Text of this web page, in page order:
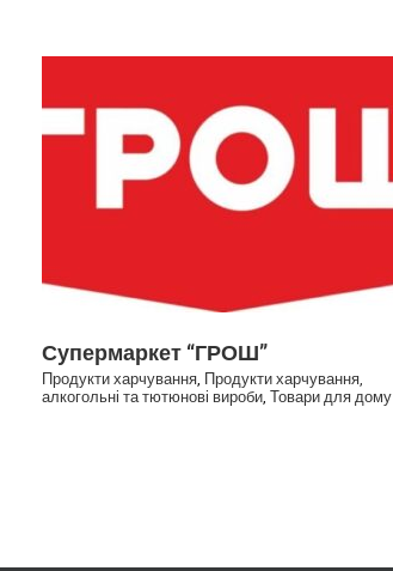
Супермаркет “ГРОШ”
Супермаркет “ГРОШ”
Продукти харчування, Продукти харчування,
алкогольні та тютюнові вироби, Товари для дому